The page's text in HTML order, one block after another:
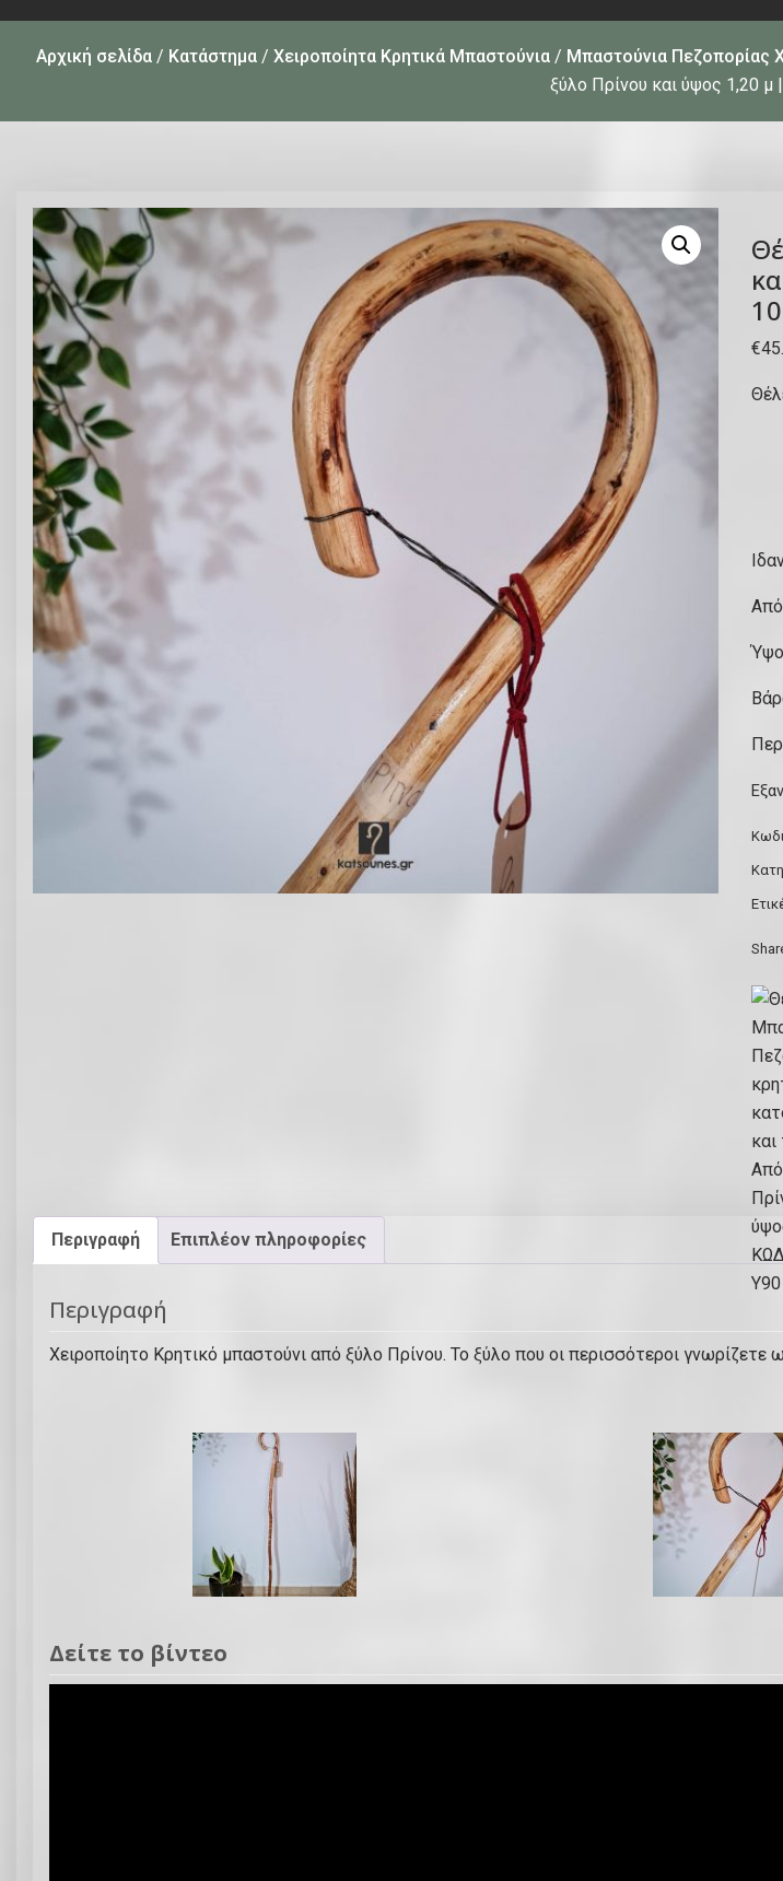
Αρχική σελίδα / Κατάστημα / Χειροποίητα Κρητικά Μπαστούνια / Μπαστούνια Πεζοπορίας
ξύλο Πρίνου και ύψος 1,20
€
Περιγραφή Επιπλέον πληροφορίες
Περιγραφή
Χειροποίητο Κρητικό μπαστούνι από ξύλο Πρίνου. Το ξύλο που οι περισσότεροι γνωρίζετε
Δείτε το βίντεο